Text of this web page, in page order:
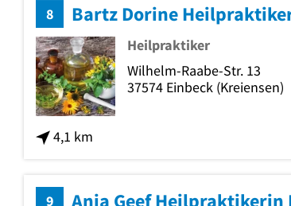
8 Bartz Dorine
4,1 km
Heilpraktiker
Wilhelm-Raabe-Str. 13
37574 Einbeck (Kreiensen)
9 Anja Geef